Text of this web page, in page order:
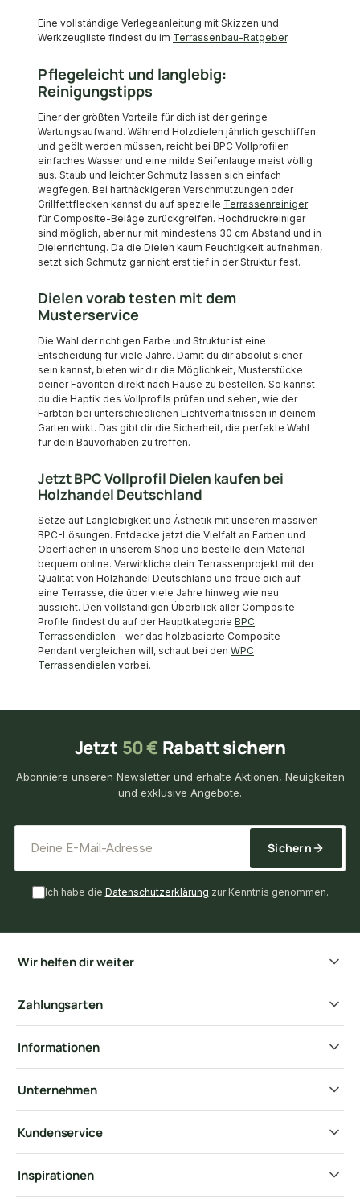
Eine vollständige Verlegeanleitung mit Skizzen und
Werkzeugliste findest du im Terrassenbau-Ratgeber.
Pflegeleicht und langlebig:
Reinigungstipps
Einer der größten Vorteile für dich ist der geringe
Wartungsaufwand. Während Holzdielen jährlich geschliffen
und geölt werden müssen, reicht bei BPC Vollprofilen
einfaches Wasser und eine milde Seifenlauge meist völlig
aus. Staub und leichter Schmutz lassen sich einfach
wegfegen. Bei hartnäckigeren Verschmutzungen oder
Grillfettflecken kannst du auf spezielle Terrassenreiniger
für Composite-Beläge zurückgreifen. Hochdruckreiniger
sind möglich, aber nur mit mindestens 30 cm Abstand und in
Dielenrichtung. Da die Dielen kaum Feuchtigkeit aufnehmen,
setzt sich Schmutz gar nicht erst tief in der Struktur fest.
Dielen vorab testen mit dem
Musterservice
Die Wahl der richtigen Farbe und Struktur ist eine
Entscheidung für viele Jahre. Damit du dir absolut sicher
sein kannst, bieten wir dir die Möglichkeit, Musterstücke
deiner Favoriten direkt nach Hause zu bestellen. So kannst
du die Haptik des Vollprofils prüfen und sehen, wie der
Farbton bei unterschiedlichen Lichtverhältnissen in deinem
Garten wirkt. Das gibt dir die Sicherheit, die perfekte Wahl
für dein Bauvorhaben zu treffen.
Jetzt BPC Vollprofil Dielen kaufen bei
Holzhandel Deutschland
Setze auf Langlebigkeit und Ästhetik mit unseren massiven
BPC-Lösungen. Entdecke jetzt die Vielfalt an Farben und
Oberflächen in unserem Shop und bestelle dein Material
bequem online. Verwirkliche dein Terrassenprojekt mit der
Qualität von Holzhandel Deutschland und freue dich auf
eine Terrasse, die über viele Jahre hinweg wie neu
aussieht. Den vollständigen Überblick aller Composite-
Profile findest du auf der Hauptkategorie BPC
Terrassendielen – wer das holzbasierte Composite-
Pendant vergleichen will, schaut bei den WPC
Terrassendielen vorbei.
Jetzt 50 € Rabatt sichern
Abonniere unseren Newsletter und erhalte Aktionen, Neuigkeiten
und exklusive Angebote.
Sichern
Ich habe die Datenschutzerklärung zur Kenntnis genommen.
Wir helfen dir weiter
Zahlungsarten
Informationen
Unternehmen
Kundenservice
Inspirationen